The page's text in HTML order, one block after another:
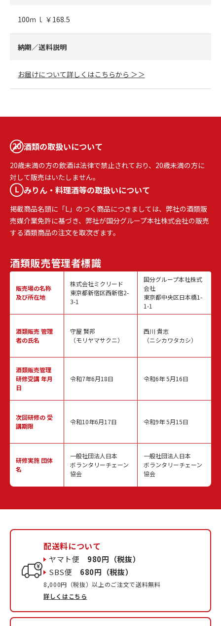
100ｍｌ ￥168.5
納期／送料説明
お届けについて詳しくはこちらから ＞＞
酒類の取扱いについて
20歳未満の方の飲酒は法律で禁止されており、20歳未満の方に
対して販売はいたしません。
みりん・料理酒等の取扱いについて
掲載商品名頭に「L」のつく商品につきましては、弊社の酒類販
売媒介業免許に基づき、弊社が国分グループ本社株式会社の販売
する酒類商品の注文を取次ぎます。
酒類販売管理者標識
販売場の名称
及び所在地
酒類販売管理
者の氏名
酒類販売管理
研修受講 年月
日
次回研修の受
講期限
研修実施 団体
名
株式会社ミクリード
東京都新宿区西新宿2-
3-1
守屋 賢邦
（モリヤマサクニ）
令和7年6月18日
令和10年6月17日
一般社団法人日本
ボランタリーチェーン
協会
国分グループ本社株式
会社
東京都中央区日本橋1-
1-1
西川 貴志
（ニシカワタカシ）
令和6年 5月16日
令和9年 5月15日
一般社団法人日本
ボランタリーチェーン
協会
配送料について
ヤマト便 980円（税抜）
SBS便 680円（税抜）
8,000円（税抜）以上のご注文で送料無料
詳しくはこちら